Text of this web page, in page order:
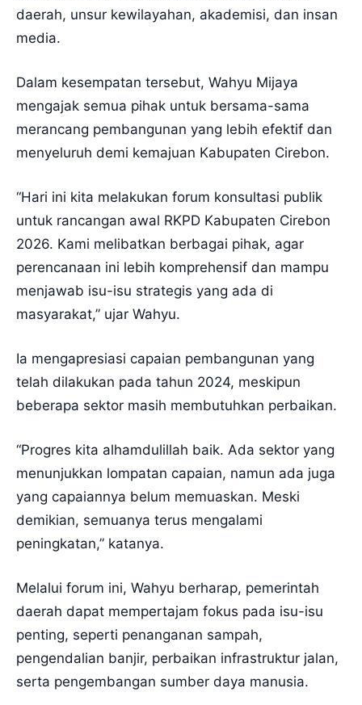
daerah, unsur kewilayahan, akademisi, dan insan
media.
Dalam kesempatan tersebut, Wahyu Mijaya
mengajak semua pihak untuk bersama-sama
merancang pembangunan yang lebih efektif dan
menyeluruh demi kemajuan Kabupaten Cirebon.
“Hari ini kita melakukan forum konsultasi publik
untuk rancangan awal RKPD Kabupaten Cirebon
2026. Kami melibatkan berbagai pihak, agar
perencanaan ini lebih komprehensif dan mampu
menjawab isu-isu strategis yang ada di
masyarakat,” ujar Wahyu.
Ia mengapresiasi capaian pembangunan yang
telah dilakukan pada tahun 2024, meskipun
beberapa sektor masih membutuhkan perbaikan.
“Progres kita alhamdulillah baik. Ada sektor yang
menunjukkan lompatan capaian, namun ada juga
yang capaiannya belum memuaskan. Meski
demikian, semuanya terus mengalami
peningkatan,” katanya.
Melalui forum ini, Wahyu berharap, pemerintah
daerah dapat mempertajam fokus pada isu-isu
penting, seperti penanganan sampah,
pengendalian banjir, perbaikan infrastruktur jalan,
serta pengembangan sumber daya manusia.